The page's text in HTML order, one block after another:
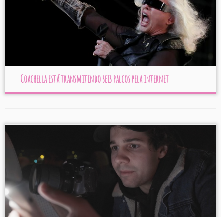
Coachella está transmitindo seis palcos pela internet